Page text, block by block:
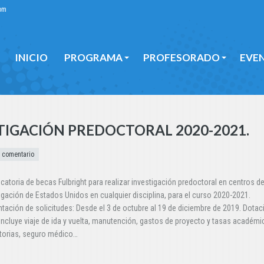
INICIO PROGRAMA PROFESORADO
PREDOCTORAL 2020-2021.
comentario
de becas Fulbright para realizar investigación predoctoral en centros de
de Estados Unidos en cualquier disciplina, para el curso 2020-2021.
de solicitudes: Desde el 3 de octubre al 19 de diciembre de 2019.
viaje de ida y vuelta, manutención, gastos de proyecto y tasas
seguro médico…